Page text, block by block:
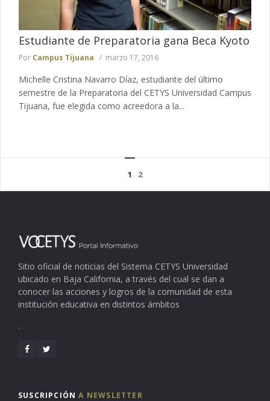
Estudiante de Preparatoria gana Beca Kyoto
Por Campus Tijuana marzo 17, 2016
Michelle Cristina Navarro Díaz, estudiante del último
semestre de la Preparatoria del CETYS Universidad Campus
Tijuana, fue elegida como acreedora a la...
1 2
Sitio oficial de noticias del Sistema CETYS Universidad
ubicado en Baja California, a través del cual se dan a
conocer las acciones y logros de la comunidad de esta
institución educativa en distintos ámbitos
.
SUSCRIPCIÓNA NEWSLETTER